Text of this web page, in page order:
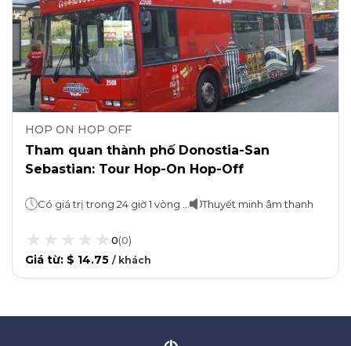
HOP ON HOP OFF
Tham quan thành phố Donostia-San
Sebastian: Tour Hop-On Hop-Off
Thuyết minh âm thanh
0(0)
Giá từ: $ 14.75 / khách